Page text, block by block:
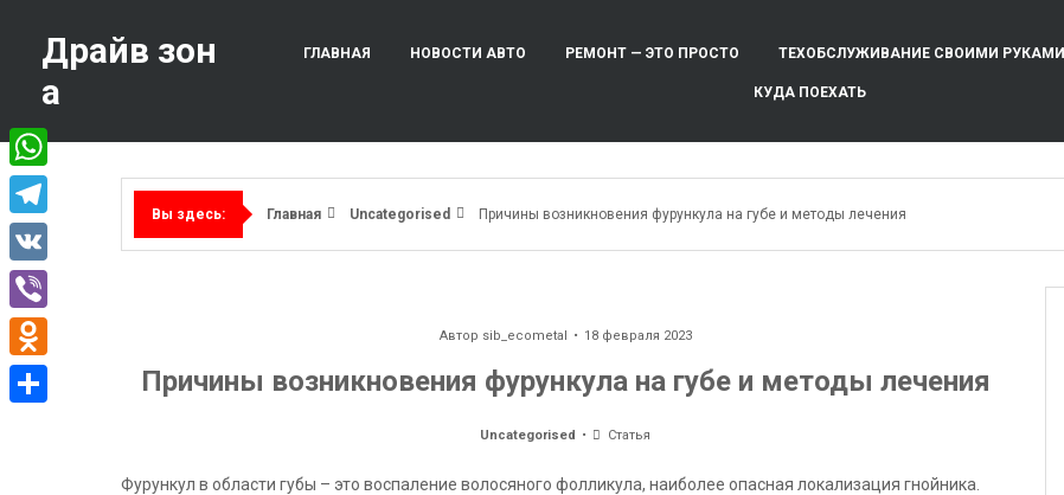
содержимому
Драйв зон
а
ГЛАВНАЯ НОВОСТИ АВТО РЕМОНТ — ЭТО ПРОСТО ТЕХОБСЛУЖИВАНИЕ СВОИМИ РУКАМИ
КУДА ПОЕХАТЬ
Вы здесь: Главная Uncategorised Причины возникновения фурункула на губе и методы лечения
Автор sib_ecometal 18 февраля 2023
Причины возникновения фурункула на губе и методы лечения
Uncategorised Статья
Фурункул в области губы – это воспаление волосяного фолликула, наиболее опасная локализация гнойника.
WhatsApp
Telegram
VK
Viber
Odnoklassniki